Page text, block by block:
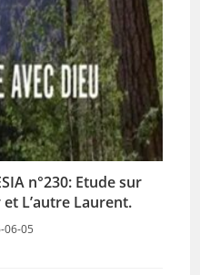
n°230: Etude sur
L’autre Laurent.
06-05